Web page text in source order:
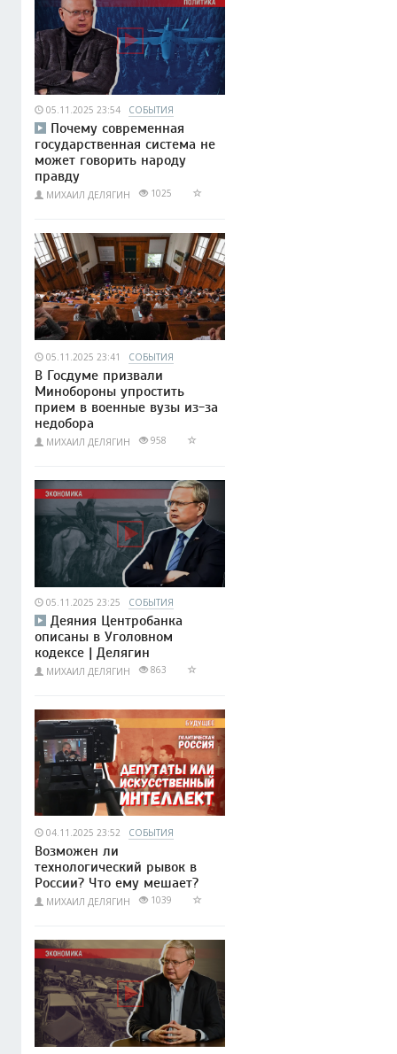
05.11.2025 23:54 СОБЫТИЯ
Почему современная
государственная система не
может говорить народу
правду
МИХАИЛ ДЕЛЯГИН 1025
05.11.2025 23:41 СОБЫТИЯ
В Госдуме призвали
Минобороны упростить
прием в военные вузы из-за
недобора
МИХАИЛ ДЕЛЯГИН 958
05.11.2025 23:25 СОБЫТИЯ
Деяния Центробанка
описаны в Уголовном
кодексе | Делягин
МИХАИЛ ДЕЛЯГИН 863
04.11.2025 23:52 СОБЫТИЯ
Возможен ли
технологический рывок в
России? Что ему мешает?
МИХАИЛ ДЕЛЯГИН 1039